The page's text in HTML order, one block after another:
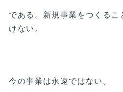
である。新規事業をつくる
けない。
今の事業は永遠ではない。